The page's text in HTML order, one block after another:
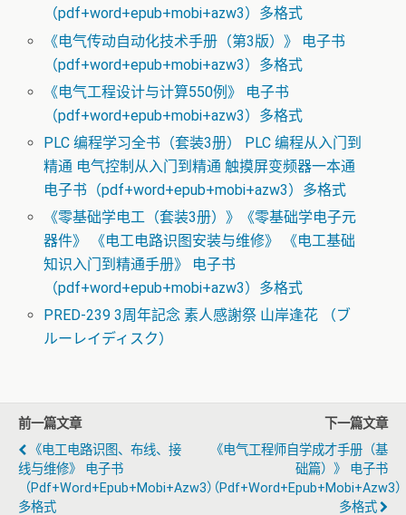
（pdf+word+epub+mobi+azw3）多格式
《电气传动自动化技术手册（第3版）》 电子书
（pdf+word+epub+mobi+azw3）多格式
《电气工程设计与计算550例》 电子书
（pdf+word+epub+mobi+azw3）多格式
PLC 编程学习全书（套装3册） PLC 编程从入门到
精通 电气控制从入门到精通 触摸屏变频器一本通
电子书（pdf+word+epub+mobi+azw3）多格式
《零基础学电工（套装3册）》《零基础学电子元
器件》 《电工电路识图安装与维修》 《电工基础
知识入门到精通手册》 电子书
（pdf+word+epub+mobi+azw3）多格式
PRED-239 3周年記念 素人感謝祭 山岸逢花 （ブ
ルーレイディスク）
前一篇文章
《电工电路识图、布线、接
线与维修》 电子书
（pdf+word+epub+mobi+azw3）
多格式
下一篇文章
《电气工程师自学成才手册（基
础篇）》 电子书
（pdf+word+epub+mobi+azw3
多格式